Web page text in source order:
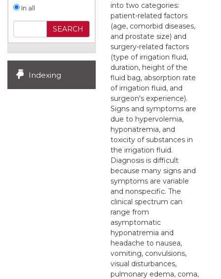
In all
Indexing
into two categories:
patient-related factors
(age, comorbid diseases,
and prostate size) and
surgery-related factors
(type of irrigation fluid,
duration, height of the
fluid bag, absorption rate
of irrigation fluid, and
surgeon's experience).
Signs and symptoms are
due to hypervolemia,
hyponatremia, and
toxicity of substances in
the irrigation fluid.
Diagnosis is difficult
because many signs and
symptoms are variable
and nonspecific. The
clinical spectrum can
range from
asymptomatic
hyponatremia and
headache to nausea,
vomiting, convulsions,
visual disturbances,
pulmonary edema, coma,